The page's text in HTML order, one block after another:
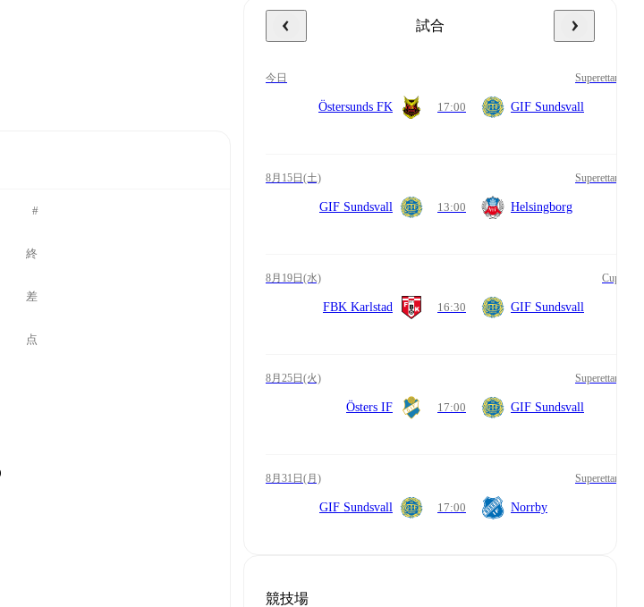
#
終
差
点
試合
今日 Superettan
Östersunds FK 17:00 GIF Sundsvall
8月15日(土) Superettan
GIF Sundsvall 13:00 Helsingborg
8月19日(水) Cup
FBK Karlstad 16:30 GIF Sundsvall
8月25日(火) Superettan
Östers IF 17:00 GIF Sundsvall
8月31日(月) Superettan
GIF Sundsvall 17:00 Norrby
競技場